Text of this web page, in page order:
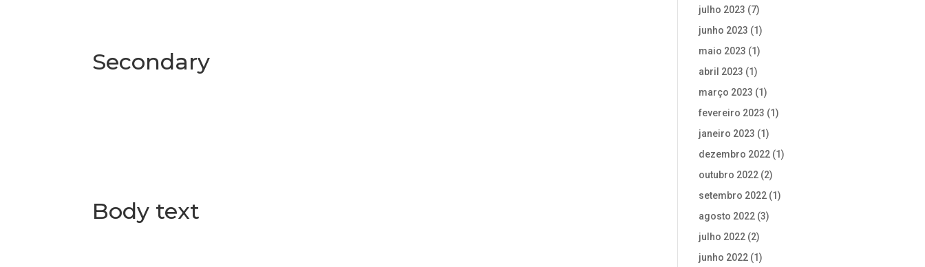
Secondary
Body text
julho 2023 (7)
junho 2023 (1)
maio 2023 (1)
abril 2023 (1)
março 2023 (1)
fevereiro 2023 (1)
janeiro 2023 (1)
dezembro 2022 (1)
outubro 2022 (2)
setembro 2022 (1)
agosto 2022 (3)
julho 2022 (2)
junho 2022 (1)